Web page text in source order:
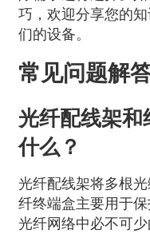
巧，欢迎分享您的
们的设备。
常见问题解
光纤配线架
什么？
光纤配线架将多根
纤终端盒主要用于
光纤网络中必不可少